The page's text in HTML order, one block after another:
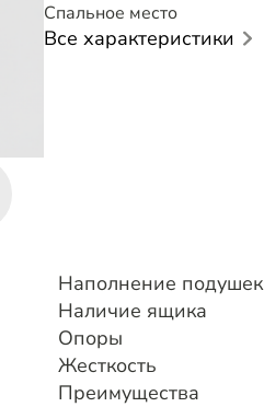
Спальное место
Все характеристики
Наполнение подушек
Наличие ящика
Опоры
Жесткость
Преимущества